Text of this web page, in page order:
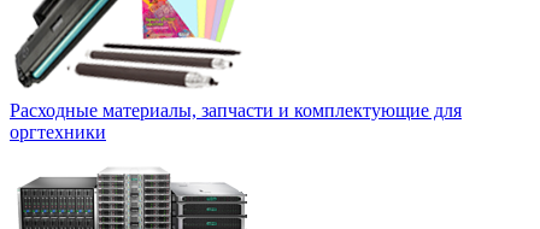
Расходные материалы, запчасти и комплектующие для
оргтехники